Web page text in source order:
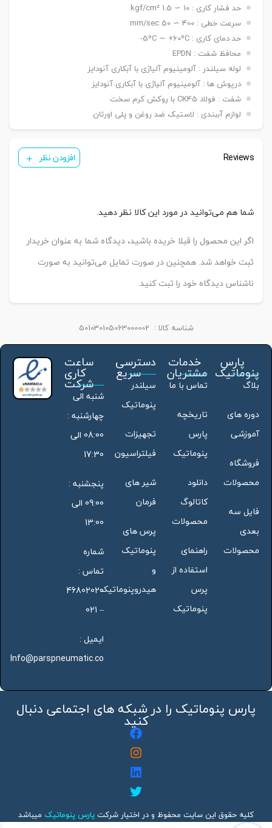
بست
نصبی
عقب CAB / بست لولایی سکودار عقب CAS
سنسور ( ø ۳۲ & ۴۰ mm ) KT05/PH1
( ø ۵۰ & ۱۰۰ mm ) KT09R
تعداد
سنسور
یک عدد ,دو عدد
کورس
حد فشار کاری : 10 ∼ 1.5 kgf/cm²
سرعت خطی : 400 ∼ 50 mm/sec
حد دمای کاری : 5ºC ∼ +60ºC-
محافظ شفت : EPDN
لوله سیلندر : آلومینیوم آلیاژی با آبکاری آنودایز
درپوش ها : آلومینیوم آلیاژی با آبکاری آنودایز
شفت : فولاد CK45 با روکش کرم سخت
لوازم آببندی : لاستیک ضد روغن و پلی اورتان
Reviews افزودن نظر
شما هم می‌توانید در مورد این کالا نظر دهید.
اگر این محصول را قبلا خریده باشید، دیدگاه شما به عنوان خریدار
ثبت خواهد شد. همچنین در صورت تمایل می‌توانید به صورت
ناشناس دیدگاه خود را ثبت کنید.
شناسه کالا : 501030105063000002
پارس
پنوماتیک
بلاگ
دوره های
آموزشی
فروشگاه
محصولات
فایل سه
بعدی
محصولات
خدمات
مشتریان
تماس با ما
تاریخچه
پارس
پنوماتیک
دانلود
کاتالوگ
محصولات
راهنمای
استفاده از
پرس
پنوماتیک
دسترسی
سریع
سیلندر
پنوماتیک
تجهیزات
فیلتراسیون
شیر های
فرمان
پرس های
پنوماتیک
و
هیدروپنوماتیک
ساعت
کاری
شرکت
شنبه الی
چهارشنبه :
08:00 الی
17:30
پنجشنبه :
09:00 الی
13:00
شماره
تماس :
46802020
– 021
ایمیل :
Info@parspneumatic.co
پارس پنوماتیک را در شبکه های اجتماعی دنبال
کنید
کلیه حقوق این سایت محفوظ و در اختیار شرکتپارس پنوماتیک میباشد